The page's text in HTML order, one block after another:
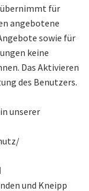
übernimmt für
angebotene
sowie für
keine
Das Aktivieren
des Benutzers.
unserer
und Kneipp